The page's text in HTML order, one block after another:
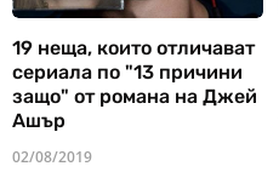
19 неща, които отличават
сериала по "13 причини
защо" от романа на Джей
Ашър
02/08/2019